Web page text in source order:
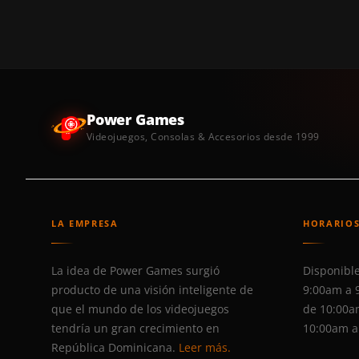
Power Games
Videojuegos, Consolas & Accesorios desde 1999
LA EMPRESA
La idea de Power Games surgió
producto de una visión inteligente de
que el mundo de los videojuegos
tendría un gran crecimiento en
República Dominicana. Leer más.
9:00am a
de
10:00am